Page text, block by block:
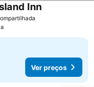
InnVer preços
Ver preços